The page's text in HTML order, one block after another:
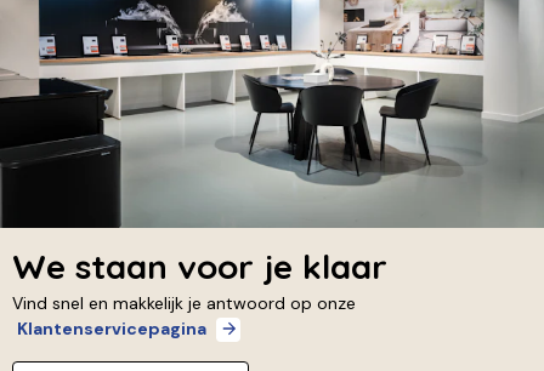
We staan voor je klaar
Vind snel en makkelijk je antwoord op onze
Klantenservicepagina